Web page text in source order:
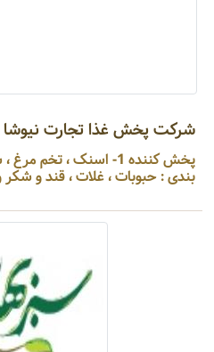
شرکت پخش غذا تجارت نیوشا
بندی : حبوبات ، غلات ، قند و